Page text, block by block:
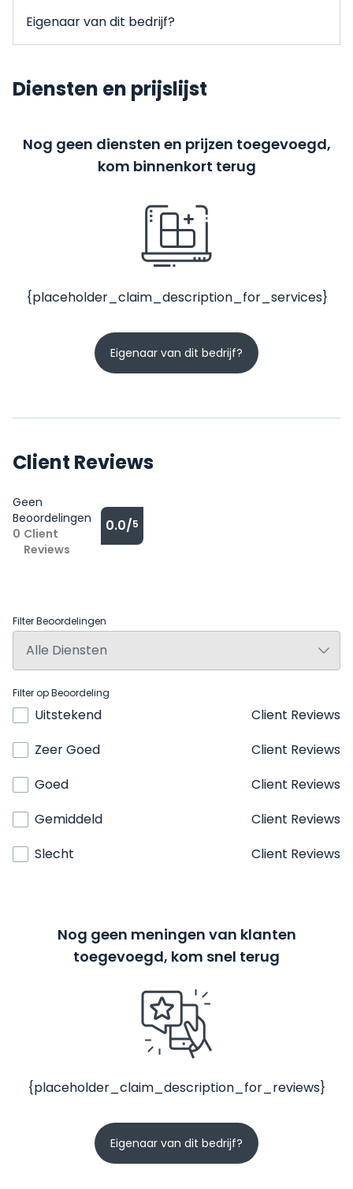
Eigenaar van dit bedrijf?
Diensten en prijslijst
Nog geen diensten en prijzen toegevoegd,
kom binnenkort terug
{placeholder_claim_description_for_services}
Eigenaar van dit bedrijf?
Client Reviews
Geen
Beoordelingen
0 Client
Reviews
0.0/5
Filter Beoordelingen
Filter op Beoordeling
Uitstekend
Client Reviews
Zeer Goed
Client Reviews
Goed
Client Reviews
Gemiddeld
Client Reviews
Slecht
Client Reviews
Nog geen meningen van klanten
toegevoegd, kom snel terug
{placeholder_claim_description_for_reviews}
Eigenaar van dit bedrijf?